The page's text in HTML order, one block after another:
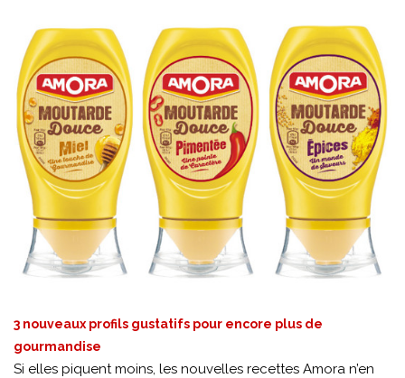
3 nouveaux profils gustatifs pour encore plus de
gourmandise
Si elles piquent moins, les nouvelles recettes Amora n’en